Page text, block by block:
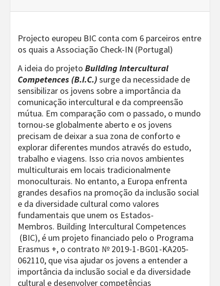
Projecto europeu BIC conta com 6 parceiros entre
os quais a Associação Check-IN (Portugal)
A ideia do projeto Building Intercultural
Competences (B.I.C.) surge da necessidade de
sensibilizar os jovens sobre a importância da
comunicação intercultural e da compreensão
mútua. Em comparação com o passado, o mundo
tornou-se globalmente aberto e os jovens
precisam de deixar a sua zona de conforto e
explorar diferentes mundos através do estudo,
trabalho e viagens. Isso cria novos ambientes
multiculturais em locais tradicionalmente
monoculturais. No entanto, a Europa enfrenta
grandes desafios na promoção da inclusão social
e da diversidade cultural como valores
fundamentais que unem os Estados-
Membros. Building Intercultural Competences
(BIC), é um projeto financiado pelo o Programa
Erasmus +, o contrato № 2019-1-BG01-KA205-
062110, que visa ajudar os jovens a entender a
importância da inclusão social e da diversidade
cultural e desenvolver competências